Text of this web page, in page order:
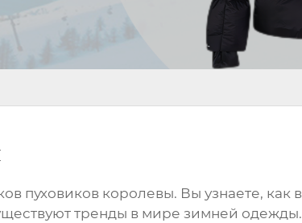
пуховиков королевы. Вы узнаете, как
тренды в мире зимней